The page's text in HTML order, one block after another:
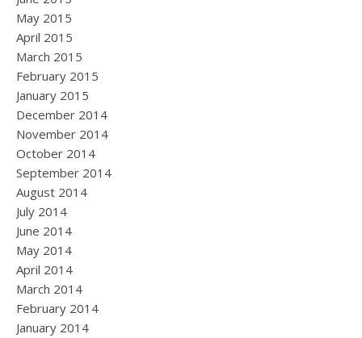
May 2015
April 2015
March 2015
February 2015
January 2015
December 2014
November 2014
October 2014
September 2014
August 2014
July 2014
June 2014
May 2014
April 2014
March 2014
February 2014
January 2014